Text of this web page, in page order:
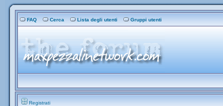
FAQ Cerca Lista degli utenti Gruppi utenti
Registrati